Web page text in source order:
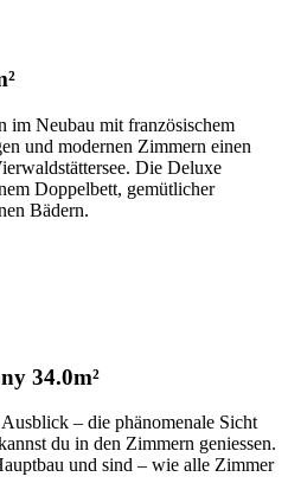
im Neubau mit französischem
und modernen Zimmern einen
Die Deluxe
Doppelbett, gemütlicher
Bädern.
34.0m²
– die phänomenale Sicht
du in den Zimmern geniessen.
und sind – wie alle Zimmer